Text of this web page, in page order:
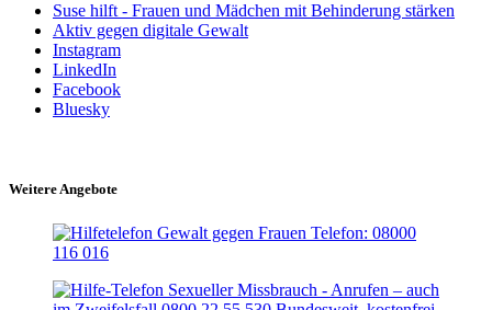
Suse hilft - Frauen und Mädchen mit Behinderung stärken
Aktiv gegen digitale Gewalt
Instagram
LinkedIn
Facebook
Bluesky
Weitere Angebote